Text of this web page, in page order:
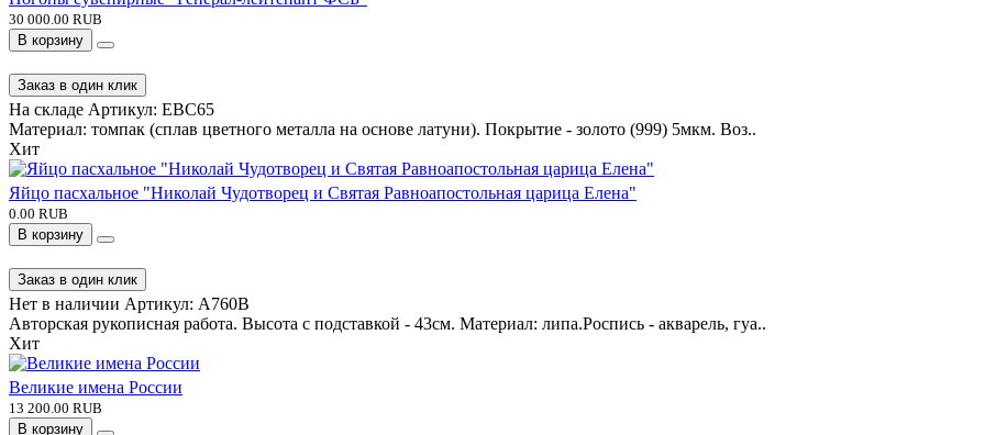
30 000.00 RUB
В корзину
Заказ в один клик
На складе Артикул: EBC65
Материал: томпак (сплав цветного металла на основе латуни). Покрытие - золото (999) 5мкм. Воз..
Хит
Яйцо пасхальное "Николай Чудотворец и Святая Равноапостольная царица Елена"
0.00 RUB
В корзину
Заказ в один клик
Нет в наличии Артикул: A760B
Авторская рукописная работа. Высота с подставкой - 43см. Материал: липа.Роспись - акварель, гуа..
Хит
Великие имена России
13 200.00 RUB
В корзину